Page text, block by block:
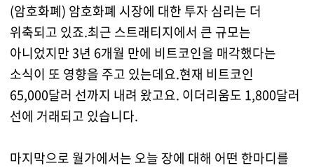
(암호화폐) 암호화폐 시장에 대한 투자 심리는 더
위축되고 있죠.최근 스트래티지에서 큰 규모는
아니었지만 3년 6개월 만에 비트코인을 매각했다는
소식이 또 영향을 주고 있는데요.현재 비트코인
65,000달러 선까지 내려 왔고요. 이더리움도 1,800달러
선에 거래되고 있습니다.
마지막으로 월가에서는 오늘 장에 대해 어떤 한마디를